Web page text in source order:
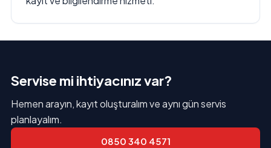
Servise mi ihtiyacınız var?
Hemen arayın, kayıt oluşturalım ve aynı gün servis
planlayalım.
0850 340 4571